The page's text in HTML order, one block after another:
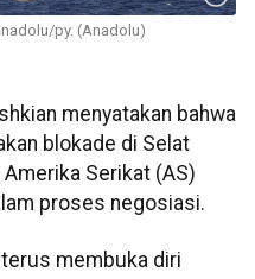
py. (Anadolu)
menyatakan bahwa
blokade di Selat
Serikat (AS)
proses negosiasi.
membuka diri